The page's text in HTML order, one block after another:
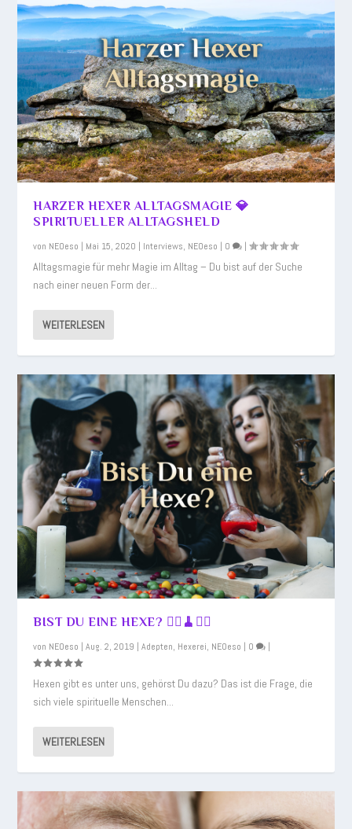
HARZER HEXER ALLTAGSMAGIE 💎
SPIRITUELLER ALLTAGSHELD
von NEOeso | Mai 15, 2020 | Interviews, NEOeso | 0 |
Alltagsmagie für mehr Magie im Alltag – Du bist auf der Suche
nach einer neuen Form der...
WEITERLESEN
BIST DU EINE HEXE? 🧙‍♀️🧹🧙‍♂️
von NEOeso |Aug. 2, 2019 |Adepten, Hexerei, NEOeso | 0 |
Hexen gibt es unter uns, gehörst Du dazu? Das ist die Frage, die
sich viele spirituelle Menschen...
WEITERLESEN